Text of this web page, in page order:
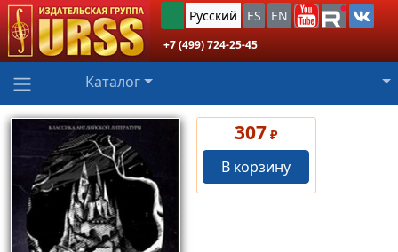
Русский ES EN
+7 (499) 724-25-45
Каталог
307 ₽
В корзину